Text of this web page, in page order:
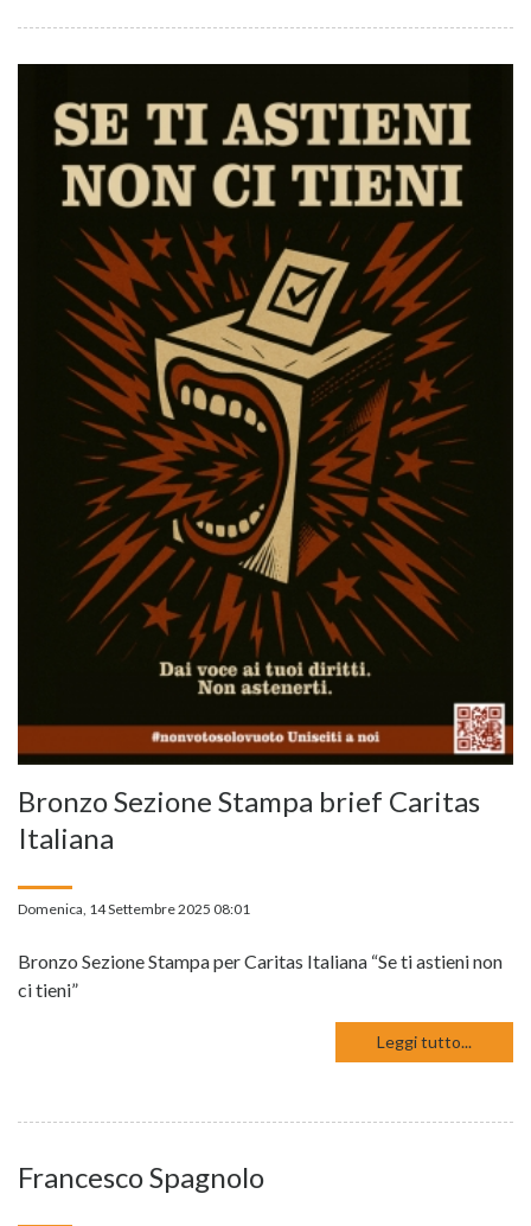
Bronzo Sezione Stampa brief Caritas
Italiana
Domenica, 14 Settembre 2025 08:01
Bronzo Sezione Stampa per Caritas Italiana “Se ti astieni non
ci tieni”
Leggi tutto...
Francesco Spagnolo